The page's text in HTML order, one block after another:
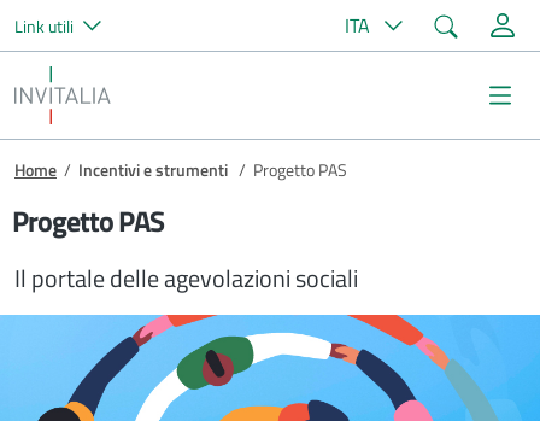
Salta al contenuto principale
Link utili ITA Cerca
Invitalia
Briciole di pane
Home / Incentivi e strumenti / Progetto PAS
Progetto PAS
Il portale delle agevolazioni sociali